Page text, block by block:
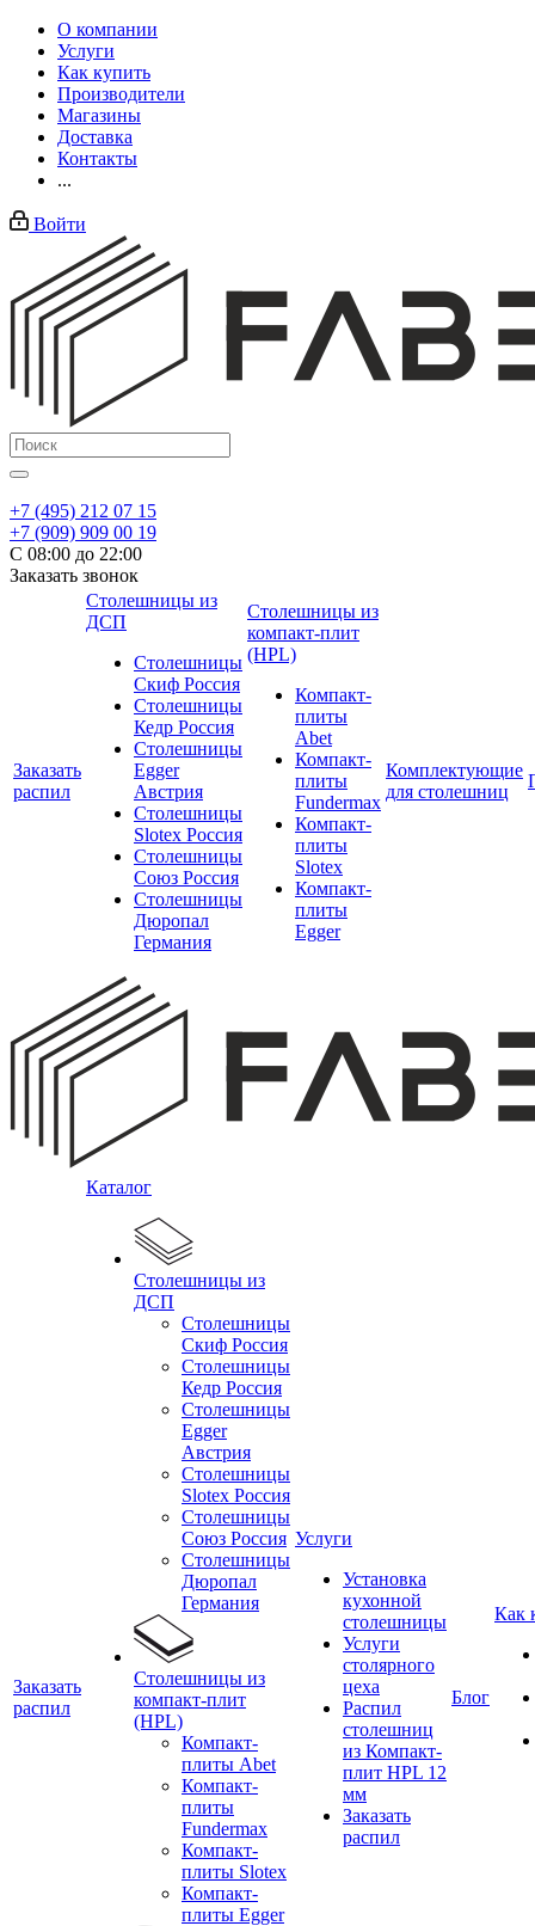
О компании
Услуги
Как купить
Производители
Магазины
Доставка
Контакты
...
Войти
+7 (495) 212 07 15
+7 (909) 909 00 19
С 08:00 до 22:00
Заказать звонок
Заказать
распил
Столешницы из
ДСП
Столешницы
Скиф Россия
Столешницы
Кедр Россия
Столешницы
Egger
Австрия
Столешницы
Slotex Россия
Столешницы
Союз Россия
Столешницы
Дюропал
Германия
Столешницы из
компакт-плит
(HPL)
Компакт-
плиты
Abet
Компакт-
плиты
Fundermax
Компакт-
плиты
Slotex
Компакт-
плиты
Egger
Комплектующие
для столешниц
Заказать
распил
Каталог
Столешницы из
ДСП
Столешницы
Скиф Россия
Столешницы
Кедр Россия
Столешницы
Egger
Австрия
Столешницы
Slotex Россия
Столешницы
Союз Россия
Столешницы
Дюропал
Германия
Столешницы из
компакт-плит
(HPL)
Компакт-
плиты Abet
Компакт-
плиты
Fundermax
Компакт-
плиты Slotex
Компакт-
плиты Egger
Услуги
Установка
кухонной
столешницы
Услуги
столярного
цеха
Распил
столешниц
из Компакт-
плит HPL 12
мм
Заказать
распил
Блог
Как